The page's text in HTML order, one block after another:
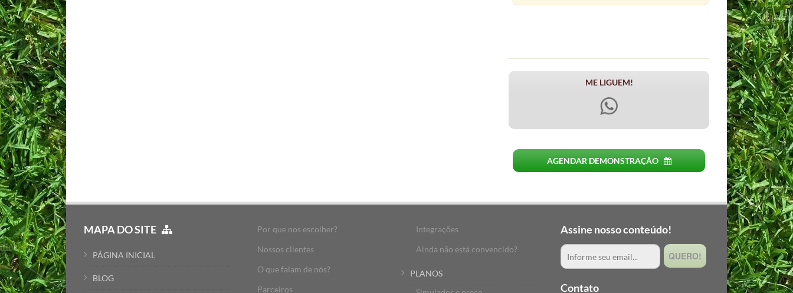
ME LIGUEM!
AGENDAR DEMONSTRAÇÃO
MAPA DO SITE
PÁGINA INICIAL
BLOG
Por que nos escolher?
Nossos clientes
O que falam de nós?
Parceiros
Integrações
Ainda não está convencido?
PLANOS
Assine nosso conteúdo!
QUERO!
Contato